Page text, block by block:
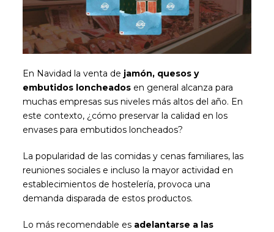
En Navidad la venta de jamón, quesos y
embutidos loncheados en general alcanza para
muchas empresas sus niveles más altos del año. En
este contexto, ¿cómo preservar la calidad en los
envases para embutidos loncheados?
La popularidad de las comidas y cenas familiares, las
reuniones sociales e incluso la mayor actividad en
establecimientos de hostelería, provoca una
demanda disparada de estos productos.
Lo más recomendable es adelantarse a las